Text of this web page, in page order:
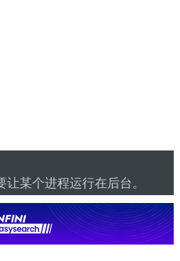
让某个进程运行在后台。